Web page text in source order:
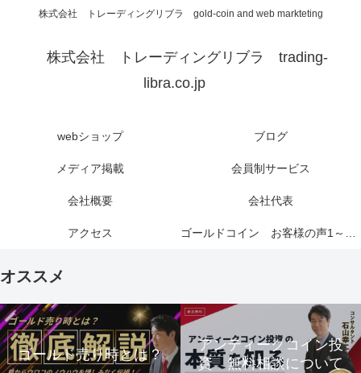
株式会社 トレーディングリブラ gold-coin and web markteting
株式会社 トレーディングリブラ trading-
libra.co.jp
webショップ ブログ
メディア掲載 会員制サービス
会社概要 会社代表
アクセス ゴールドコイン お客様の声1～6ページ
オススメ
ゴールド売り時とは？
アンティークコイン投
資 無料相談について